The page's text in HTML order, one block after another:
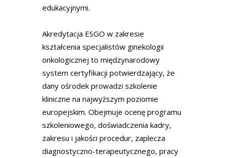
edukacyjnymi.
Akredytacja ESGO w zakresie
kształcenia specjalistów ginekologii
onkologicznej to międzynarodowy
system certyfikacji potwierdzający, że
dany ośrodek prowadzi szkolenie
kliniczne na najwyższym poziomie
europejskim. Obejmuje ocenę programu
szkoleniowego, doświadczenia kadry,
zakresu i jakości procedur, zaplecza
diagnostyczno-terapeutycznego, pracy